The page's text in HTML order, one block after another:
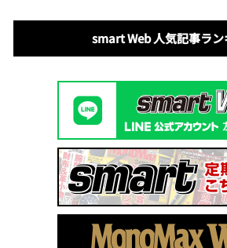
smart Web 人気記事ラン